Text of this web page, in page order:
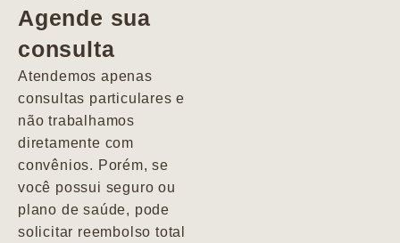
Agende sua
consulta
Atendemos apenas
consultas particulares e
não trabalhamos
diretamente com
convênios. Porém, se
você possui seguro ou
plano de saúde, pode
solicitar reembolso total